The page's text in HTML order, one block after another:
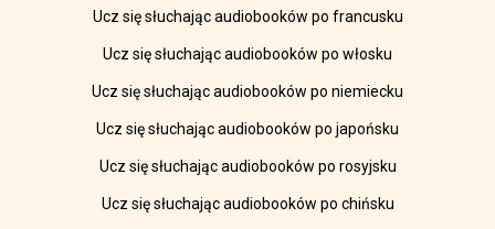
Ucz się słuchając audiobooków po francusku
Ucz się słuchając audiobooków po włosku
Ucz się słuchając audiobooków po niemiecku
Ucz się słuchając audiobooków po japońsku
Ucz się słuchając audiobooków po rosyjsku
Ucz się słuchając audiobooków po chińsku